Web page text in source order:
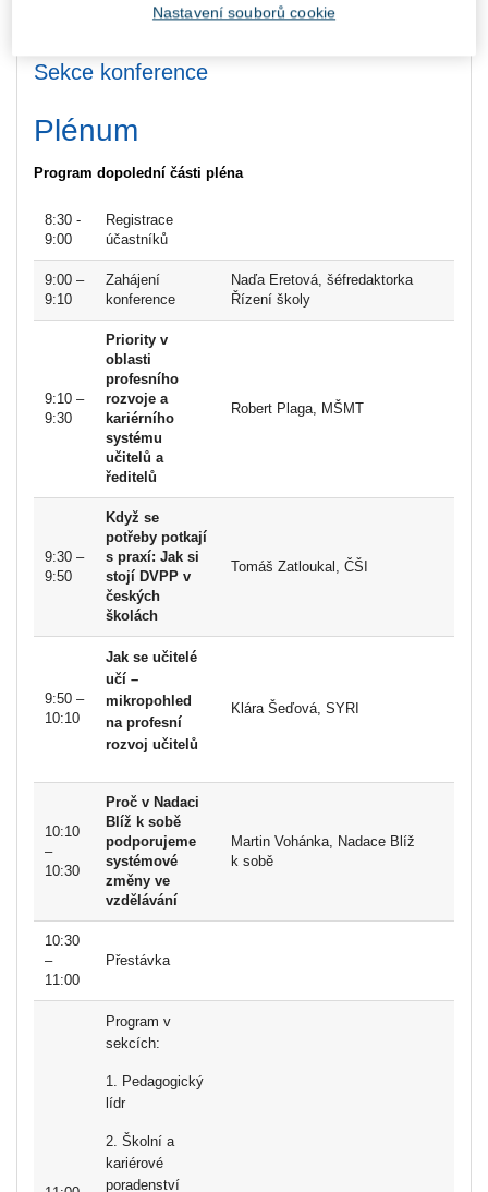
Sekce konference
Plénum
Program dopolední části pléna
8:30 -
9:00
Registrace
účastníků
9:00 –
9:10
Zahájení
konference
Naďa Eretová, šéfredaktorka
Řízení školy
9:10 –
9:30
Priority v
oblasti
profesního
rozvoje a
kariérního
systému
učitelů a
ředitelů
Robert Plaga, MŠMT
9:30 –
9:50
Když se
potřeby potkají
s praxí: Jak si
stojí DVPP v
českých
školách
Tomáš Zatloukal, ČŠI
9:50 –
10:10
Jak se učitelé
učí –
mikropohled
na profesní
rozvoj učitelů
Klára Šeďová, SYRI
10:10
–
10:30
Proč v Nadaci
Blíž k sobě
podporujeme
systémové
změny ve
vzdělávání
Martin Vohánka, Nadace Blíž
k sobě
10:30
–
11:00
Přestávka
Program v
sekcích:
1. Pedagogický
lídr
2. Školní a
kariérové
poradenství
Nastavení souborů cookie